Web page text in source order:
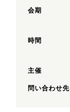
会期
時間
主催
問い合わせ先